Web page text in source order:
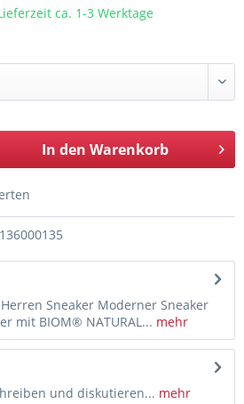
ca. 1-3 Werktage
In den Warenkorb
136000135
Herren Sneaker Moderner Sneaker
mit BIOM® NATURAL... mehr
und diskutieren... mehr